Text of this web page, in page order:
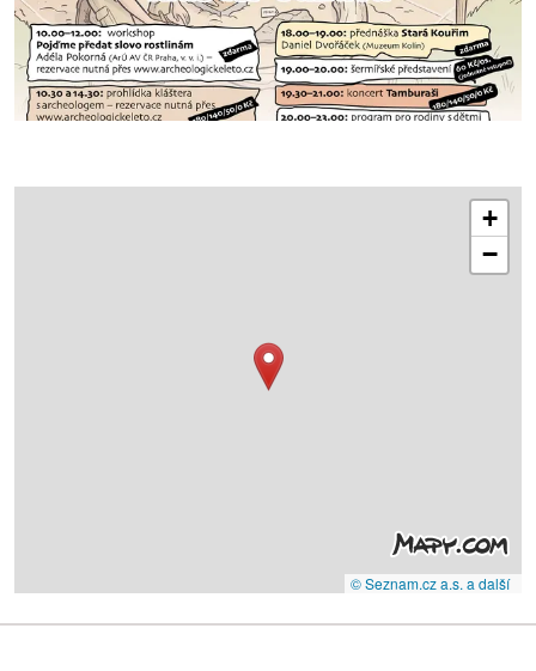
+
−
© Seznam.cz a.s. a další